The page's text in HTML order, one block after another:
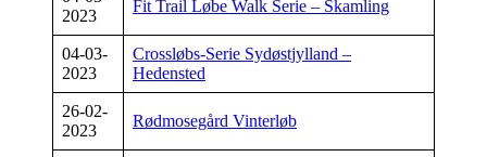
2023
Fit Trail Løbe Walk Serie – Skamling
04-03-
2023
Crossløbs-Serie Sydøstjylland –
Hedensted
26-02-
2023
Rødmosegård Vinterløb